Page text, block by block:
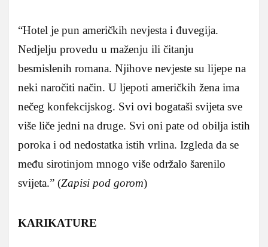
“Hotel je pun američkih nevjesta i đuvegija.
Nedjelju provedu u maženju ili čitanju
besmislenih romana. Njihove nevjeste su lijepe na
neki naročiti način. U ljepoti američkih žena ima
nečeg konfekcijskog. Svi ovi bogataši svijeta sve
više liče jedni na druge. Svi oni pate od obilja istih
poroka i od nedostatka istih vrlina. Izgleda da se
među sirotinjom mnogo više održalo šarenilo
svijeta.” (Zapisi pod gorom)
KARIKATURE